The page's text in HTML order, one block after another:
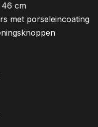
46 cm
met porseleincoating